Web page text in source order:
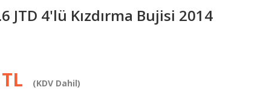
JTD 4'lü Kızdırma Bujisi 2014
(KDV Dahil)